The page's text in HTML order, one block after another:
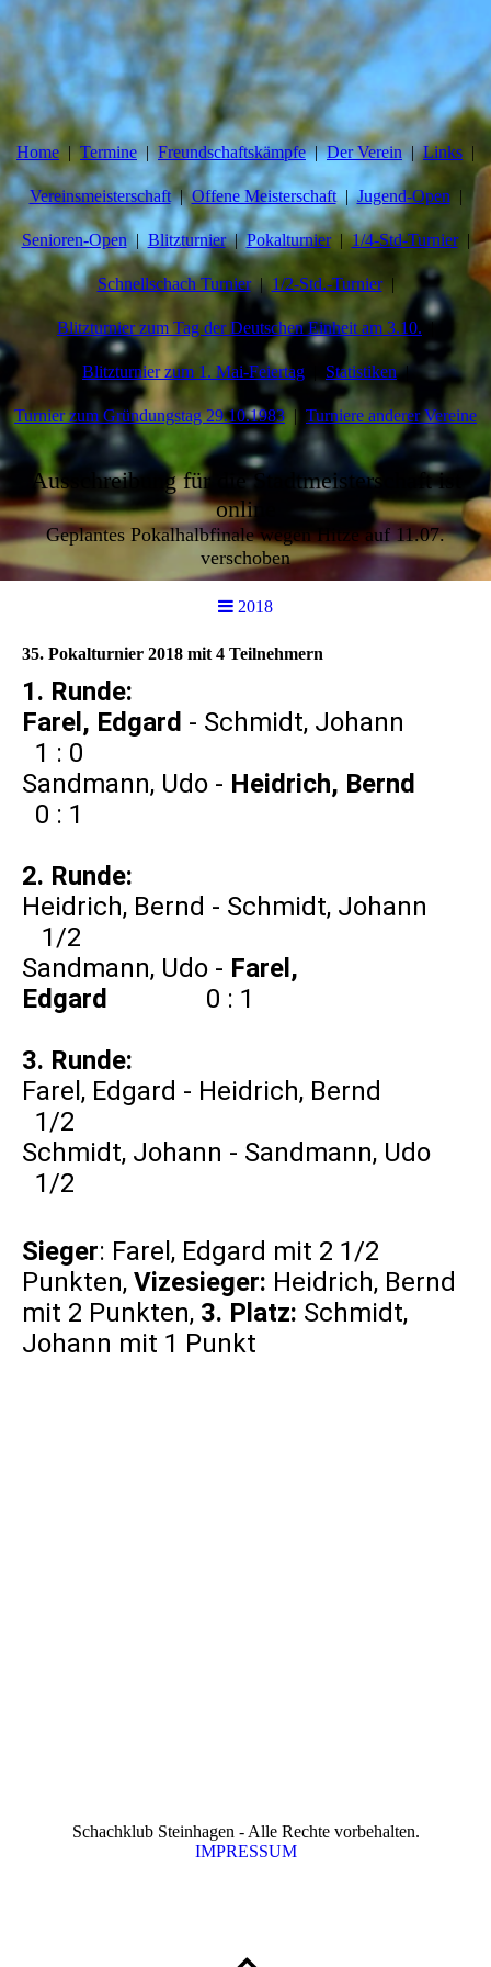
Home Termine Freundschaftskämpfe Der Verein Links
Vereinsmeisterschaft Offene Meisterschaft Jugend-Open
Senioren-Open Blitzturnier Pokalturnier 1/4-Std-Turnier
Schnellschach Turnier 1/2-Std.-Turnier
Blitzturnier zum Tag der Deutschen Einheit am 3.10.
Blitzturnier zum 1. Mai-Feiertag Statistiken
Turnier zum Gründungstag 29.10.1983 Turniere anderer Vereine
Ausschreibung für die Stadtmeisterschaft ist
online
Geplantes Pokalhalbfinale wegen Hitze auf 11.07.
verschoben
2018
35. Pokalturnier 2018 mit 4 Teilnehmern
1. Runde:
Farel, Edgard - Schmidt, Johann
1 : 0
Sandmann, Udo - Heidrich, Bernd
0 : 1
2. Runde:
Heidrich, Bernd - Schmidt, Johann
1/2
Sandmann, Udo - Farel,
Edgard
0 : 1
3. Runde:
Farel, Edgard - Heidrich, Bernd
1/2
Schmidt, Johann - Sandmann, Udo
1/2
Sieger: Farel, Edgard mit 2 1/2
Punkten, Vizesieger: Heidrich, Bernd
mit 2 Punkten, 3. Platz: Schmidt,
Johann mit 1 Punkt
Schachklub Steinhagen - Alle Rechte vorbehalten.
IMPRESSUM